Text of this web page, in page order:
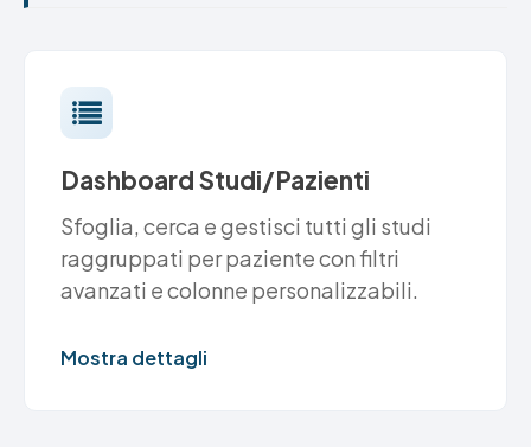
Dashboard Studi/Pazienti
Sfoglia, cerca e gestisci tutti gli studi
raggruppati per paziente con filtri
avanzati e colonne personalizzabili.
Mostra dettagli